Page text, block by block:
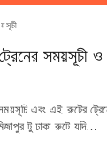
সময়সূচী ও
এবং এই রুটের
টু ঢাকা রুটে যদি…